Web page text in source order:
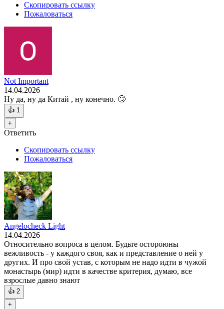
Скопировать ссылку
Пожаловаться
Not Important
14.04.2026
Ну да, ну да Китай , ну конечно. 🙄
👍 1
+
Ответить
Скопировать ссылку
Пожаловаться
Angelocheck Light
14.04.2026
Относительно вопроса в целом. Будьте остороюны
вежливость - у каждого своя, как и представление о ней у
других. И про свой устав, с которым не надо идти в чужой
монастырь (мир) идти в качестве критерия, думаю, все
взрослые давно знают
👍 2
+